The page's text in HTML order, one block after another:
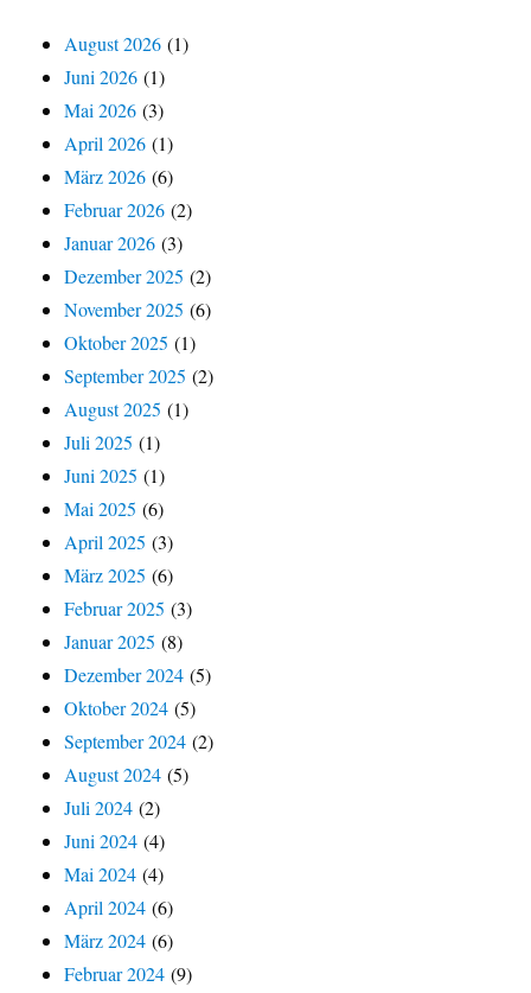
August 2026 (1)
Juni 2026 (1)
Mai 2026 (3)
April 2026 (1)
März 2026 (6)
Februar 2026 (2)
Januar 2026 (3)
Dezember 2025 (2)
November 2025 (6)
Oktober 2025 (1)
September 2025 (2)
August 2025 (1)
Juli 2025 (1)
Juni 2025 (1)
Mai 2025 (6)
April 2025 (3)
März 2025 (6)
Februar 2025 (3)
Januar 2025 (8)
Dezember 2024 (5)
Oktober 2024 (5)
September 2024 (2)
August 2024 (5)
Juli 2024 (2)
Juni 2024 (4)
Mai 2024 (4)
April 2024 (6)
März 2024 (6)
Februar 2024 (9)